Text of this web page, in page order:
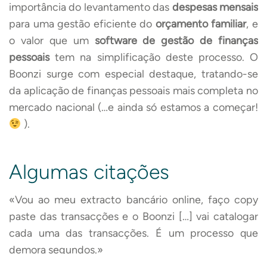
importância do levantamento das despesas mensais
para uma gestão eficiente do orçamento familiar, e
o valor que um software de gestão de finanças
pessoaistem na simplificação deste processo. O
Boonzi surge com especial destaque, tratando-se
da aplicação de finanças pessoais mais completa no
mercado nacional (…e ainda só estamos a começar!
).
Algumas citações
«Vou ao meu extracto bancário online, faço copy
paste das transacções e o Boonzi […] vai catalogar
cada uma das transacções. É um processo que
demora segundos.»